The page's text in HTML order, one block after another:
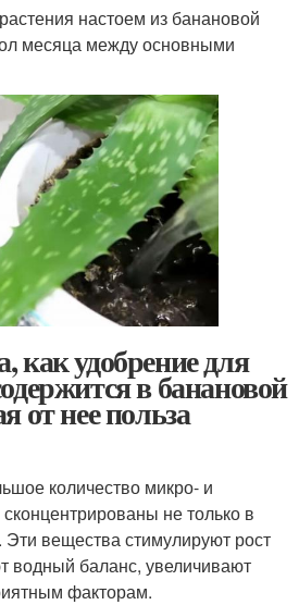
настоем из банановой
месяца между основными
как удобрение для
в банановой
от нее польза
количество микро- и
не только в
Эти вещества стимулируют рост
водный баланс, увеличивают
факторам.